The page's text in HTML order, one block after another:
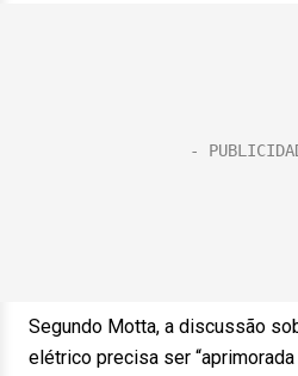
Segundo Motta, a discussão
elétrico precisa ser